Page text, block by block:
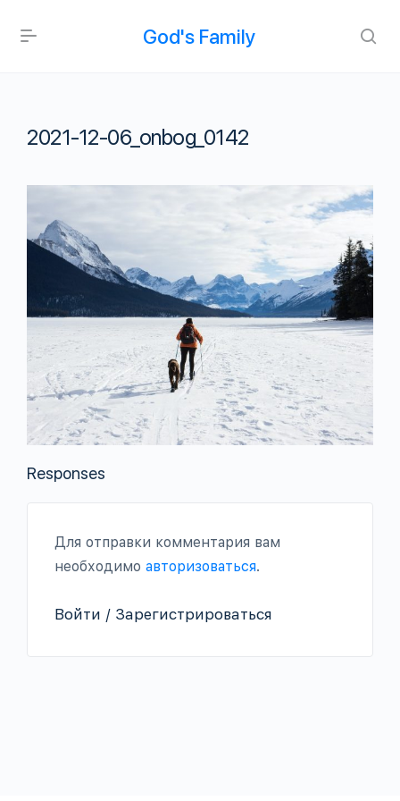
God's Family
2021-12-06_onbog_0142
Responses
Для отправки комментария вам
необходимо авторизоваться.
Войти / Зарегистрироваться